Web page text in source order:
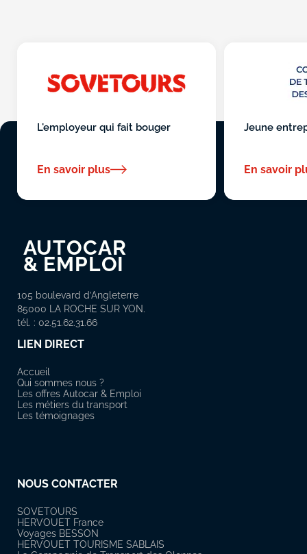
L'employeur qui fait bouger
En savoir plus
Jeune
En savoir
AUTOCAR
& EMPLOI
105 boulevard d’Angleterre
85000 LA ROCHE SUR YON.
tél. : 02.51.62.31.66
LIEN DIRECT
Accueil
Qui sommes nous ?
Les offres Autocar & Emploi
Les métiers du transport
Les témoignages
NOUS CONTACTER
SOVETOURS
HERVOUET France
Voyages BESSON
HERVOUET TOURISME SABLAIS